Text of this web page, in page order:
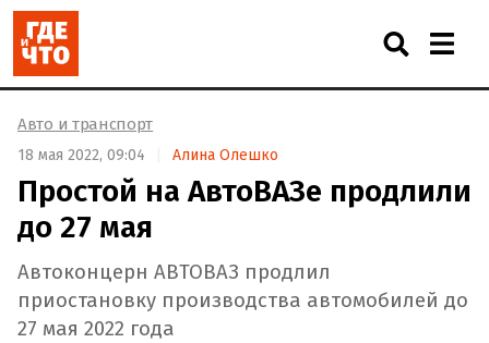
Авто и транспорт
18 мая 2022, 09:04 Алина Олешко
Простой на АвтоВАЗе продлили
до 27 мая
Автоконцерн АВТОВАЗ продлил
приостановку производства автомобилей до
27 мая 2022 года